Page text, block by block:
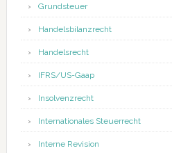
Grundsteuer
Handelsbilanzrecht
Handelsrecht
IFRS/US-Gaap
Insolvenzrecht
Internationales Steuerrecht
Interne Revision